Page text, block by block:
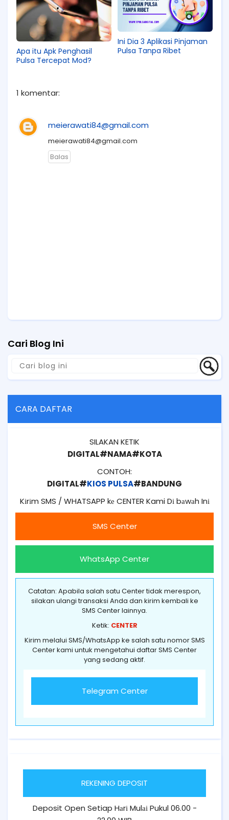
Apa itu Apk Penghasil
Pulsa Tercepat Mod?
Ini Dia 3 Aplikasi Pinjaman
Pulsa Tanpa Ribet
1 komentar:
meierawati84@gmail.com
meierawati84@gmail.com
Balas
Cari Blog Ini
CARA DAFTAR
SILAKAN KETIK
DIGITAL#NAMA#KOTA
CONTOH:
DIGITAL#KIOS PULSA#BANDUNG
Kіrіm SMS / WHATSAPP kе CENTER Kami Dі bаwаh Inі
SMS Center
WhatsApp Center
Catatan: Apabila salah satu Center tidak merespon,
silakan ulangi transaksi Anda dan kirim kembali ke
SMS Center lainnya.
Ketik: CENTER
Kirim melalui SMS/WhatsApp ke salah satu nomor SMS
Center kami untuk mengetahui daftar SMS Center
yang sedang aktif.
Telegram Center
REKENING DEPOSIT
Deposit Open Setiap Hаrі Mulаі Pukul 06.00 -